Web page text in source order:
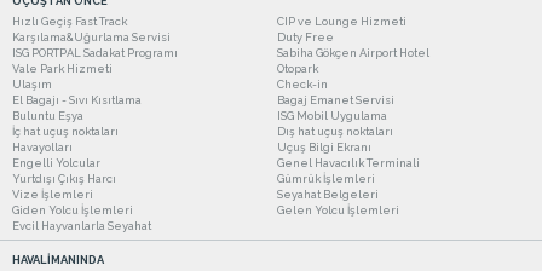
Hızlı Geçiş Fast Track
CIP ve Lounge Hizmeti
Karşılama&Uğurlama Servisi
Duty Free
ISG PORTPAL Sadakat Programı
Sabiha Gökçen Airport Hotel
Vale Park Hizmeti
Otopark
Ulaşım
Check-in
El Bagajı - Sıvı Kısıtlama
Bagaj Emanet Servisi
Buluntu Eşya
ISG Mobil Uygulama
İç hat uçuş noktaları
Dış hat uçuş noktaları
Havayolları
Uçuş Bilgi Ekranı
Engelli Yolcular
Genel Havacılık Terminali
Yurtdışı Çıkış Harcı
Gümrük İşlemleri
Vize İşlemleri
Seyahat Belgeleri
Giden Yolcu İşlemleri
Gelen Yolcu İşlemleri
Evcil Hayvanlarla Seyahat
HAVALİMANINDA